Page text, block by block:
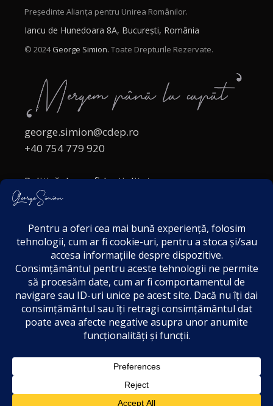
Președinte Alianța pentru Unirea Românilor.
Iancu de Hunedoara 8A, București, România
© 2024George Simion. Toate Drepturile Rezervate.
george.simion@cdep.ro
+40 754 779 920
Politică de confidențialitate
Politica cookies
Acordul de markting
Disclaimer